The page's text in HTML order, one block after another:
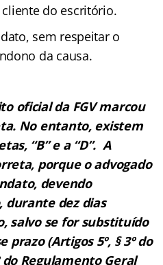
do escritório.
sem respeitar o
da causa.
oficial da FGV marcou
No entanto, existem
“B” e a “D”. A
porque o advogado
devendo
durante dez dias
salvo se for substituído
(Artigos 5º, § 3º do
Regulamento Geral